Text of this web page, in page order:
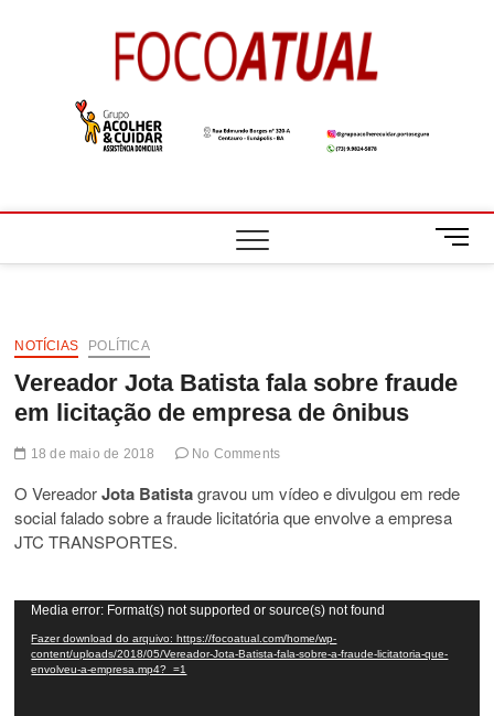
M
e
t
NOTÍCIAS POLÍTICA
Vereador Jota Batista fala sobre fraude
em licitação de empresa de ônibus
18 de maio de 2018 No Comments
O VereadorJota Batistagravou um vídeo e divulgou em rede
social falado sobre a fraude licitatória que envolve a empresa
JTC TRANSPORTES.
Tocador
de
vídeo
Media error: Format(s) not supported or source(s) not found
Fazer download do arquivo: https://focoatual.com/home/wp-
content/uploads/2018/05/Vereador-Jota-Batista-fala-sobre-a-fraude-licitatoria-que-
envolveu-a-empresa.mp4?_=1